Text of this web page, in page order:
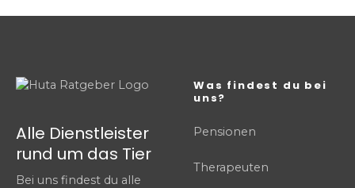
Alle Dienstleister
rund um das Tier
Bei uns findest du alle
Was findest du bei
uns?
Pensionen
Therapeuten